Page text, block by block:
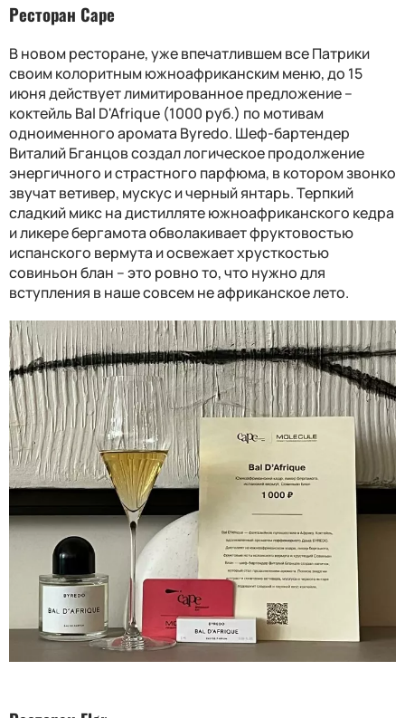
Ресторан Cape
В новом ресторане, уже впечатлившем все Патрики
своим колоритным южноафриканским меню, до 15
июня действует лимитированное предложение –
коктейль Bal D'Afrique (1000 руб.) по мотивам
одноименного аромата Byredo. Шеф-бартендер
Виталий Бганцов создал логическое продолжение
энергичного и страстного парфюма, в котором звонко
звучат ветивер, мускус и черный янтарь. Терпкий
сладкий микс на дистилляте южноафриканского кедра
и ликере бергамота обволакивает фруктовостью
испанского вермута и освежает хрусткостью
совиньон блан – это ровно то, что нужно для
вступления в наше совсем не африканское лето.